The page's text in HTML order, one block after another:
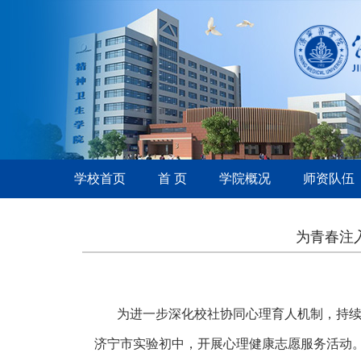
学校首页 首 页 学院概况 师资队伍
为青春注
为进一步深化校社协同心理育人机制，持
济宁市实验初中，开展心理健康志愿服务活动